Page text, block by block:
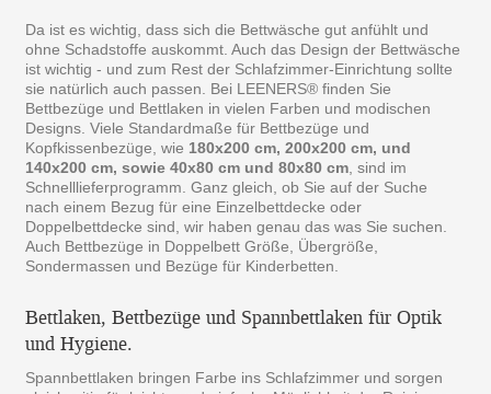
Da ist es wichtig, dass sich die Bettwäsche gut anfühlt und
ohne Schadstoffe auskommt. Auch das Design der Bettwäsche
ist wichtig - und zum Rest der Schlafzimmer-Einrichtung sollte
sie natürlich auch passen. Bei LEENERS® finden Sie
Bettbezüge und Bettlaken in vielen Farben und modischen
Designs. Viele Standardmaße für Bettbezüge und
Kopfkissenbezüge, wie 180x200 cm, 200x200 cm, und
140x200 cm, sowie 40x80 cm und 80x80 cm , sind im
Schnelllieferprogramm. Ganz gleich, ob Sie auf der Suche
nach einem Bezug für eine Einzelbettdecke oder
Doppelbettdecke sind, wir haben genau das was Sie suchen.
Auch Bettbezüge in Doppelbett Größe, Übergröße,
Sondermassen und Bezüge für Kinderbetten.
Bettlaken, Bettbezüge und Spannbettlaken für Optik
und Hygiene.
Spannbettlaken bringen Farbe ins Schlafzimmer und sorgen